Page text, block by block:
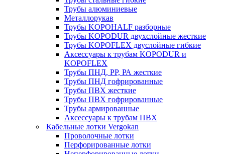
Трубы алюминиевые
Металлорукав
Трубы KOPOHALF разборные
Трубы KOPODUR двухслойные жесткие
Трубы KOPOFLEX двуслойные гибкие
Аксессуары к трубам KOPODUR и
KOPOFLEX
Трубы ПНД, РР, РА жесткие
Трубы ПНД гофрированные
Трубы ПВХ жесткие
Трубы ПВХ гофрированные
Трубы армированные
Аксессуары к трубам ПВХ
Кабельные лотки Vergokan
Проволочные лотки
Перфорированные лотки